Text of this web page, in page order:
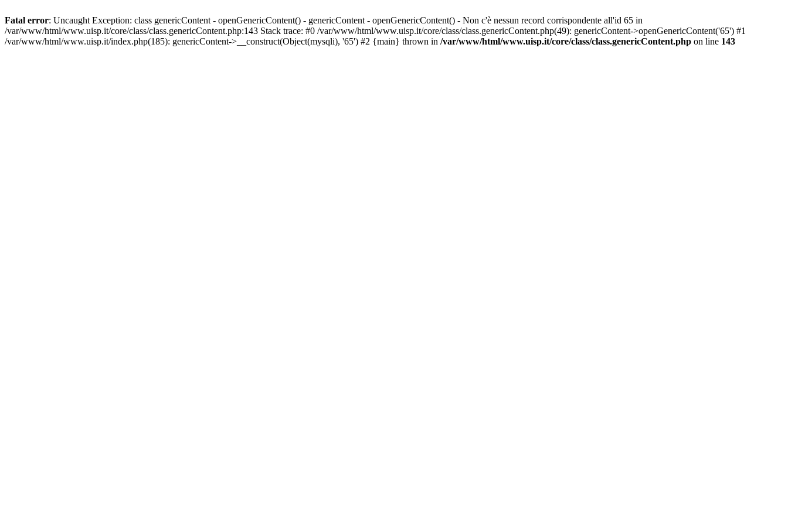
Fatal error: Uncaught Exception: class genericContent - openGenericContent() - genericContent - openGenericContent() - Non c'è nessun record corrispondente all'id 65 in
/var/www/html/www.uisp.it/core/class/class.genericContent.php:143 Stack trace: #0 /var/www/html/www.uisp.it/core/class/class.genericContent.php(49): genericContent->openGenericContent('65') #1
/var/www/html/www.uisp.it/index.php(185): genericContent->__construct(Object(mysqli), '65') #2 {main} thrown in /var/www/html/www.uisp.it/core/class/class.genericContent.php on line 143